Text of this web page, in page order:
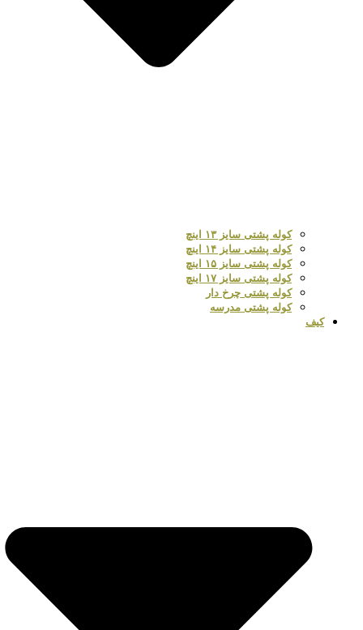
کوله پشتی سایز ۱۳ اینچ
کوله پشتی سایز ۱۴ اینچ
کوله پشتی سایز ۱۵ اینچ
کوله پشتی سایز ۱۷ اینچ
کوله پشتی چرخ دار
کوله پشتی مدرسه
کیف